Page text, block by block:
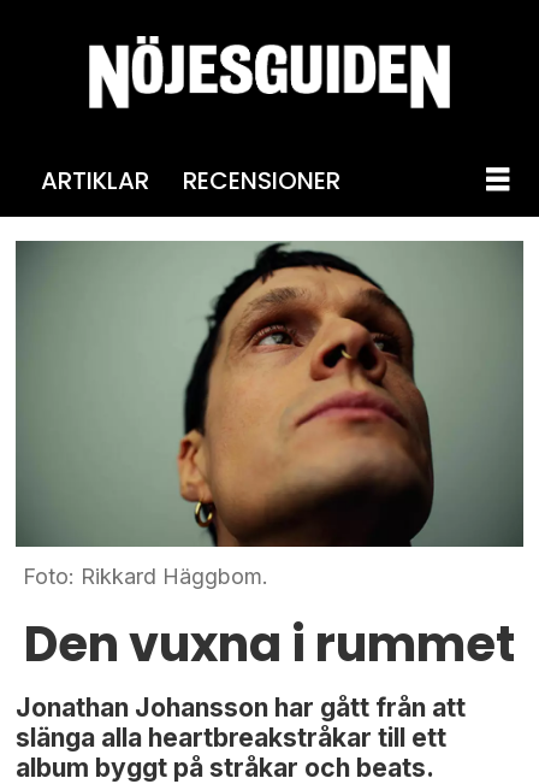
ARTIKLAR RECENSIONER
Foto: Rikkard Häggbom.
Den vuxna i rummet
Jonathan Johansson har gått från att
slänga alla heartbreakstråkar till ett
album byggt på stråkar och beats.